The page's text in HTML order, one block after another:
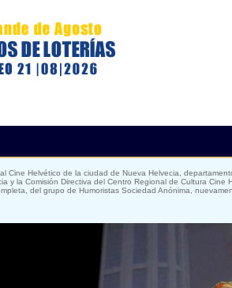
Helvético de la ciudad de Nueva Helvecia,
y la Comisión Directiva del Centro Regional de Cultura Cine
del grupo de Humoristas Sociedad Anónima,